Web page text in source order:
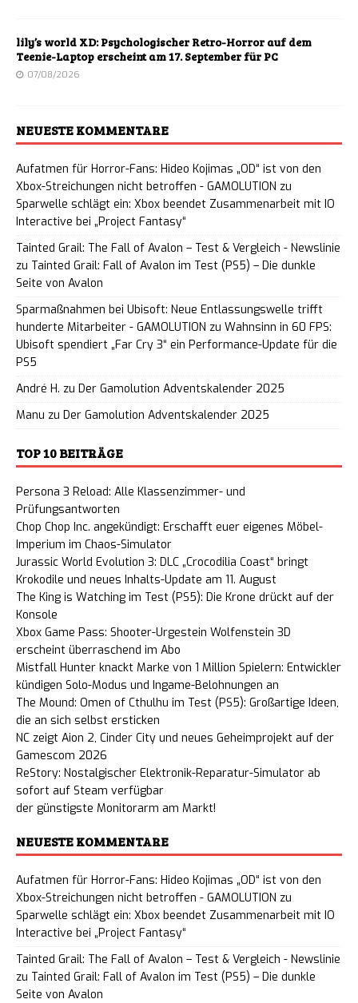
lily’s world XD: Psychologischer Retro-Horror auf dem
Teenie-Laptop erscheint am 17. September für PC
07/08/2026
NEUESTE KOMMENTARE
Aufatmen für Horror-Fans: Hideo Kojimas „OD“ ist von den
Xbox-Streichungen nicht betroffen - GAMOLUTION zu
Sparwelle schlägt ein: Xbox beendet Zusammenarbeit mit IO
Interactive bei „Project Fantasy“
Tainted Grail: The Fall of Avalon – Test & Vergleich - Newslinie
zu Tainted Grail: Fall of Avalon im Test (PS5) – Die dunkle
Seite von Avalon
Sparmaßnahmen bei Ubisoft: Neue Entlassungswelle trifft
hunderte Mitarbeiter - GAMOLUTION zu Wahnsinn in 60 FPS:
Ubisoft spendiert „Far Cry 3“ ein Performance-Update für die
PS5
André H. zu Der Gamolution Adventskalender 2025
Manu zu Der Gamolution Adventskalender 2025
TOP 10 BEITRÄGE
Persona 3 Reload: Alle Klassenzimmer- und
Prüfungsantworten
Chop Chop Inc. angekündigt: Erschafft euer eigenes Möbel-
Imperium im Chaos-Simulator
Jurassic World Evolution 3: DLC „Crocodilia Coast“ bringt
Krokodile und neues Inhalts-Update am 11. August
The King is Watching im Test (PS5): Die Krone drückt auf der
Konsole
Xbox Game Pass: Shooter-Urgestein Wolfenstein 3D
erscheint überraschend im Abo
Mistfall Hunter knackt Marke von 1 Million Spielern: Entwickler
kündigen Solo-Modus und Ingame-Belohnungen an
The Mound: Omen of Cthulhu im Test (PS5): Großartige Ideen,
die an sich selbst ersticken
NC zeigt Aion 2, Cinder City und neues Geheimprojekt auf der
Gamescom 2026
ReStory: Nostalgischer Elektronik-Reparatur-Simulator ab
sofort auf Steam verfügbar
der günstigste Monitorarm am Markt!
NEUESTE KOMMENTARE
Aufatmen für Horror-Fans: Hideo Kojimas „OD“ ist von den
Xbox-Streichungen nicht betroffen - GAMOLUTION zu
Sparwelle schlägt ein: Xbox beendet Zusammenarbeit mit IO
Interactive bei „Project Fantasy“
Tainted Grail: The Fall of Avalon – Test & Vergleich - Newslinie
zu Tainted Grail: Fall of Avalon im Test (PS5) – Die dunkle
Seite von Avalon